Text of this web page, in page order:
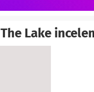
The Lake